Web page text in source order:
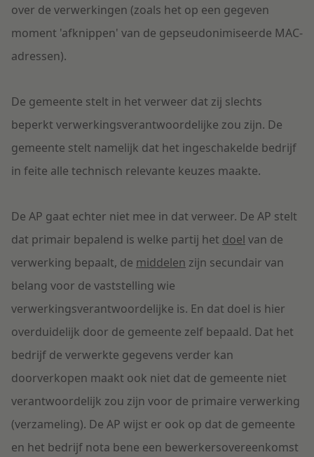
over de verwerkingen (zoals het op een gegeven
moment 'afknippen' van de gepseudonimiseerde MAC-
adressen).
De gemeente stelt in het verweer dat zij slechts
beperkt verwerkingsverantwoordelijke zou zijn. De
gemeente stelt namelijk dat het ingeschakelde bedrijf
in feite alle technisch relevante keuzes maakte.
De AP gaat echter niet mee in dat verweer. De AP stelt
dat primair bepalend is welke partij het doel van de
verwerking bepaalt, de middelen zijn secundair van
belang voor de vaststelling wie
verwerkingsverantwoordelijke is. En dat doel is hier
overduidelijk door de gemeente zelf bepaald. Dat het
bedrijf de verwerkte gegevens verder kan
doorverkopen maakt ook niet dat de gemeente niet
verantwoordelijk zou zijn voor de primaire verwerking
(verzameling). De AP wijst er ook op dat de gemeente
en het bedrijf nota bene een bewerkersovereenkomst